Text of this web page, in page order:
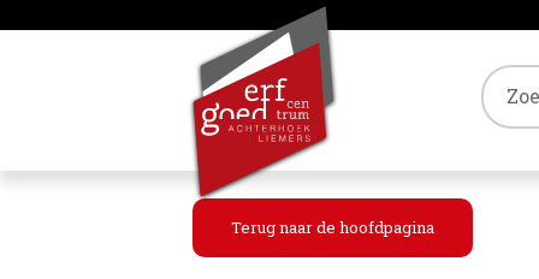
Terug naar de hoofdpagina